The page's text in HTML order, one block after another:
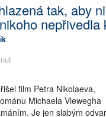
tak, aby
nepřivedla
film Petra Nikolaeva,
Michaela Viewegha
Je jen slabým